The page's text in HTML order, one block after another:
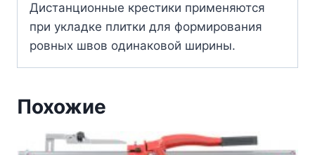
Дистанционные крестики применяются
при укладке плитки для формирования
ровных швов одинаковой ширины.
Похожие